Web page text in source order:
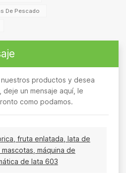
De Pescado
productos y desea
un mensaje aquí, le
como podamos.
fruta enlatada, lata de
máquina de
de lata 603